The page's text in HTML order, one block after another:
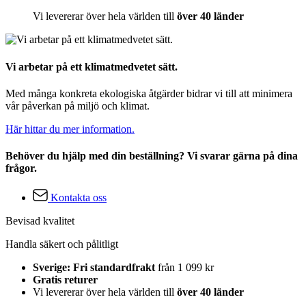
Vi levererar över hela världen till över 40 länder
Vi arbetar på ett klimatmedvetet sätt.
Med många konkreta ekologiska åtgärder bidrar vi till att minimera
vår påverkan på miljö och klimat.
Här hittar du mer information.
Behöver du hjälp med din beställning? Vi svarar gärna på dina
frågor.
Kontakta oss
Bevisad kvalitet
Handla säkert och pålitligt
Sverige: Fri standardfrakt från 1 099 kr
Gratis returer
Vi levererar över hela världen till över 40 länder